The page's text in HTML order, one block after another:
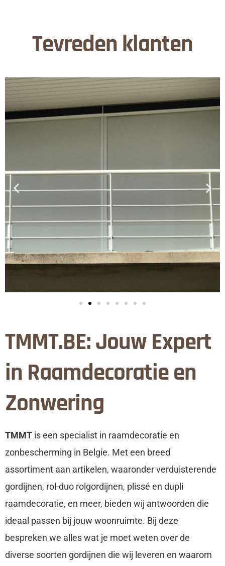
Tevreden klanten
TMMT.BE: Jouw Expert
in Raamdecoratie en
Zonwering
TMMT is een specialist in raamdecoratie en
zonbescherming in Belgie. Met een breed
assortiment aan artikelen, waaronder verduisterende
gordijnen, rol-duo rolgordijnen, plissé en dupli
raamdecoratie, en meer, bieden wij antwoorden die
ideaal passen bij jouw woonruimte. Bij deze
bespreken we alles wat je moet weten over de
diverse soorten gordijnen die wij leveren en waarom